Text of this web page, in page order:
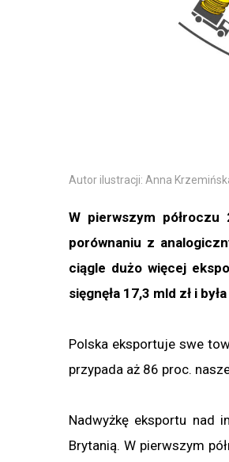
Autor ilustracji: Anna
W pierwszym
porównaniu z
ciągle dużo więcej
sięgnęła 17,3 mld zł i
Polska eksportuje swe
przypada aż 86 proc.
Nadwyżkę eksportu nad
Brytanią. W pierwszym